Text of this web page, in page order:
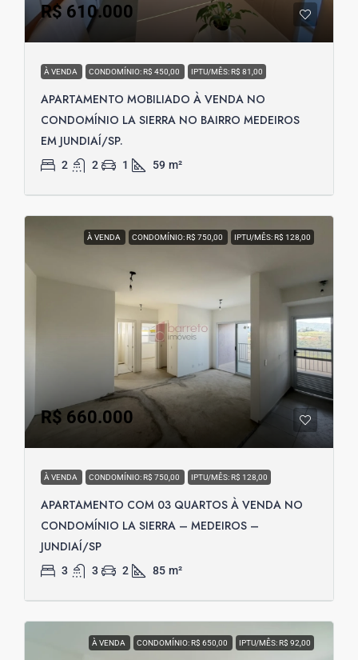
R$ 610.000
À VENDA CONDOMÍNIO: R$ 450,00 IPTU/MÊS: R$ 81,00
APARTAMENTO MOBILIADO À VENDA NO
CONDOMÍNIO LA SIERRA NO BAIRRO MEDEIROS
EM JUNDIAÍ/SP.
2 2 1 59 m²
À VENDA CONDOMÍNIO: R$ 750,00 IPTU/MÊS: R$ 128,00
R$ 660.000
À VENDA CONDOMÍNIO: R$ 750,00 IPTU/MÊS: R$ 128,00
APARTAMENTO COM 03 QUARTOS À VENDA NO
CONDOMÍNIO LA SIERRA – MEDEIROS –
JUNDIAÍ/SP
3 3 2 85 m²
À VENDA CONDOMÍNIO: R$ 650,00 IPTU/MÊS: R$ 92,00